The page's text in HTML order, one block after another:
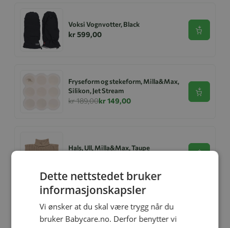
Voksi Vognvotter, Black
kr 599,00 Se
Fryseform og stekeform, Milla&Max,
Silikon, Jet Stream
kr 189,00kr 149,00
Se
Hals, Ull, Milla&Max, Taupe
Se
Relaterte produkter
Dette nettstedet bruker
informasjonskapsler
Vi ønsker at du skal være trygg når du
bruker Babycare.no. Derfor benytter vi